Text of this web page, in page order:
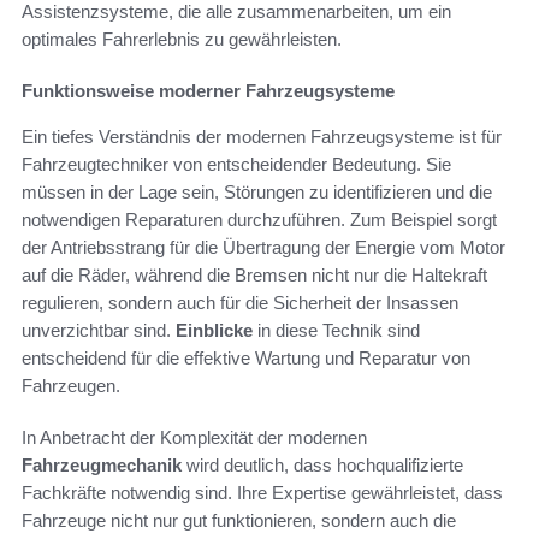
Assistenzsysteme, die alle zusammenarbeiten, um ein
optimales Fahrerlebnis zu gewährleisten.
Funktionsweise moderner Fahrzeugsysteme
Ein tiefes Verständnis der modernen Fahrzeugsysteme ist für
Fahrzeugtechniker von entscheidender Bedeutung. Sie
müssen in der Lage sein, Störungen zu identifizieren und die
notwendigen Reparaturen durchzuführen. Zum Beispiel sorgt
der Antriebsstrang für die Übertragung der Energie vom Motor
auf die Räder, während die Bremsen nicht nur die Haltekraft
regulieren, sondern auch für die Sicherheit der Insassen
unverzichtbar sind. Einblicke in diese Technik sind
entscheidend für die effektive Wartung und Reparatur von
Fahrzeugen.
In Anbetracht der Komplexität der modernen
Fahrzeugmechanik wird deutlich, dass hochqualifizierte
Fachkräfte notwendig sind. Ihre Expertise gewährleistet, dass
Fahrzeuge nicht nur gut funktionieren, sondern auch die